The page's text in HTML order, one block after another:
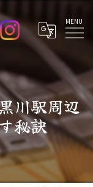
Menu
川駅周辺
秘訣